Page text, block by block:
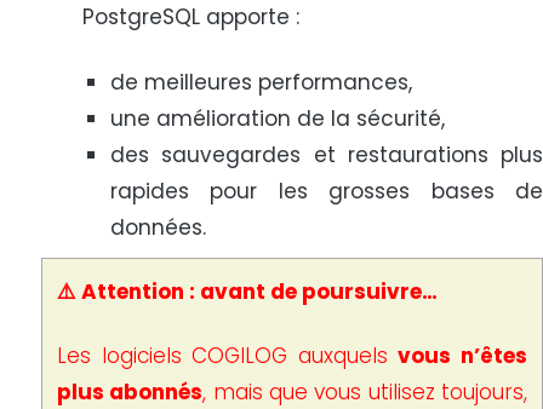
PostgreSQL apporte :
de meilleures performances,
une amélioration de la sécurité,
des sauvegardes et restaurations plus
rapides pour les grosses bases de
données.
⚠️ Attention : avant de poursuivre…
Les logiciels COGILOG auxquelsvous n’êtes
plus abonnés, mais que vous utilisez toujours,